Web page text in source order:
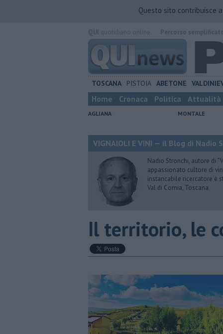
Questo sito contribuisce
TOSCANA PISTOIA ABETONE
Home Cronaca Politica Attualità
AGLIANA MONTALE
VIGNAIOLI E VINI — il Blog di Nadio
Nadio Stronchi, autore di
appassionato cultore di
instancabile ricercatore è
Val di Cornia, Toscana
Il territorio, le